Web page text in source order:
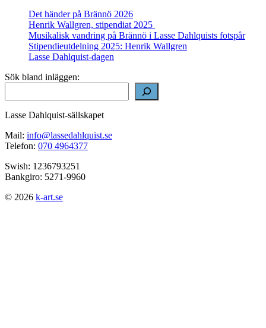
Det händer på Brännö 2026
Henrik Wallgren, stipendiat 2025
Musikalisk vandring på Brännö i Lasse Dahlquists fotspår
Stipendieutdelning 2025: Henrik Wallgren
Lasse Dahlquist-dagen
Sök bland inläggen:
Lasse Dahlquist-sällskapet
Mail: info@lassedahlquist.se
Telefon: 070 4964377
Swish: 1236793251
Bankgiro: 5271-9960
© 2026 k-art.se